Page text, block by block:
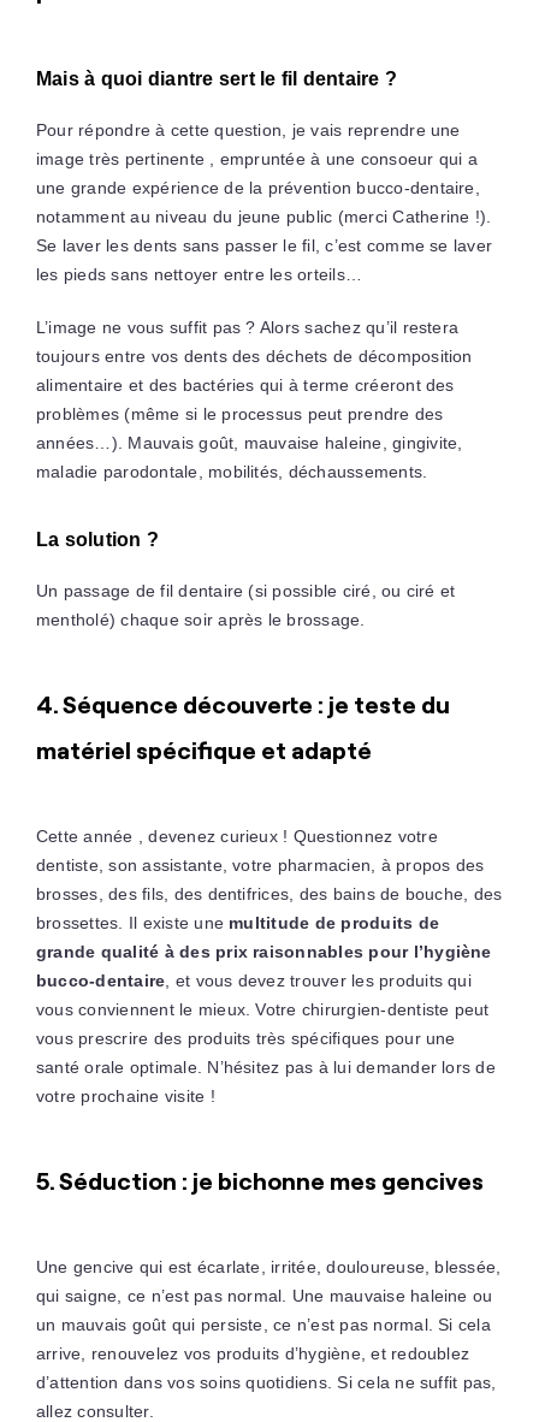
Mais à quoi diantre sert le fil dentaire ?
Pour répondre à cette question, je vais reprendre une
image très pertinente , empruntée à une consoeur qui a
une grande expérience de la prévention bucco-dentaire,
notamment au niveau du jeune public (merci Catherine !).
Se laver les dents sans passer le fil, c’est comme se laver
les pieds sans nettoyer entre les orteils…
L’image ne vous suffit pas ? Alors sachez qu’il restera
toujours entre vos dents des déchets de décomposition
alimentaire et des bactéries qui à terme créeront des
problèmes (même si le processus peut prendre des
années…). Mauvais goût, mauvaise haleine, gingivite,
maladie parodontale, mobilités, déchaussements.
La solution ?
Un passage de fil dentaire (si possible ciré, ou ciré et
mentholé) chaque soir après le brossage.
4. Séquence découverte : je teste du
matériel spécifique et adapté
Cette année , devenez curieux ! Questionnez votre
dentiste, son assistante, votre pharmacien, à propos des
brosses, des fils, des dentifrices, des bains de bouche, des
brossettes. Il existe une multitude de produits de
grande qualité à des prix raisonnables pour l’hygiène
bucco-dentaire , et vous devez trouver les produits qui
vous conviennent le mieux. Votre chirurgien-dentiste peut
vous prescrire des produits très spécifiques pour une
santé orale optimale. N’hésitez pas à lui demander lors de
votre prochaine visite !
5. Séduction : je bichonne mes gencives
Une gencive qui est écarlate, irritée, douloureuse, blessée,
qui saigne, ce n’est pas normal. Une mauvaise haleine ou
un mauvais goût qui persiste, ce n’est pas normal. Si cela
arrive, renouvelez vos produits d’hygiène, et redoublez
d’attention dans vos soins quotidiens. Si cela ne suffit pas,
allez consulter.